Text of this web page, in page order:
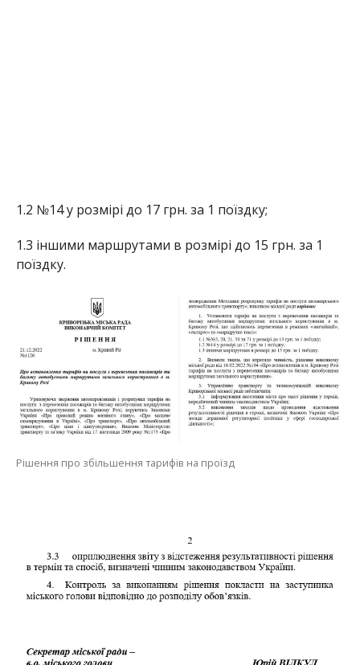
1.2 №14 у розмірі до 17 грн. за 1 поїздку;
1.3 іншими маршрутами в розмірі до 15 грн. за 1
поїздку.
Рішення про збільшення тарифів на проїзд